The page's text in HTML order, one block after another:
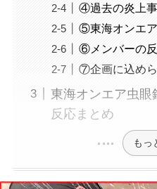
④過去の炎上
⑤東海オンエ
⑥メンバーの
⑦企画に込め
東海オンエア虫眼
反応まとめ
もっ